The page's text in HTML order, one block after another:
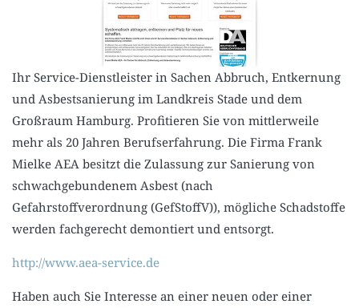
Ihr Service-Dienstleister in Sachen Abbruch, Entkernung
und Asbestsanierung im Landkreis Stade und dem
Großraum Hamburg. Profitieren Sie von mittlerweile
mehr als 20 Jahren Berufserfahrung. Die Firma Frank
Mielke AEA besitzt die Zulassung zur Sanierung von
schwachgebundenem Asbest (nach
Gefahrstoffverordnung (GefStoffV)), mögliche Schadstoffe
werden fachgerecht demontiert und entsorgt.
http://www.aea-service.de
Haben auch Sie Interesse an einer neuen oder einer